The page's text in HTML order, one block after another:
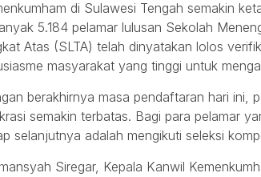
di Sulawesi Tengah semakin
5.184 pelamar lulusan Sekolah
Atas (SLTA) telah dinyatakan lolos
masyarakat yang tinggi untuk
berakhirnya masa pendaftaran hari ini,
semakin terbatas. Bagi para pelamar
selanjutnya adalah mengikuti seleksi
Siregar, Kepala Kanwil